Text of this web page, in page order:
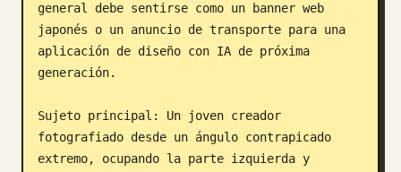
general debe sentirse como un banner web
japonés o un anuncio de transporte para una
aplicación de diseño con IA de próxima
generación.
Sujeto principal: Un joven creador
fotografiado desde un ángulo contrapicado
extremo, ocupando la parte izquierda y